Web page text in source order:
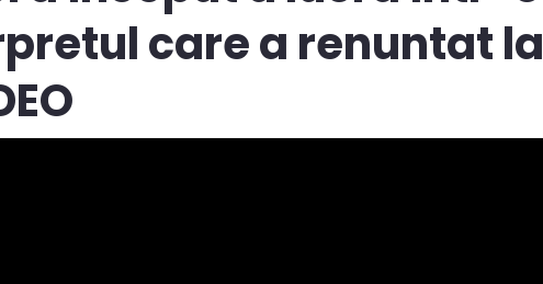
care a renuntat la